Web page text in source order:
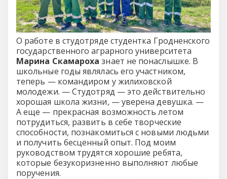
О работе в студотряде студентка Гродненского
государственного аграрного университета
Марина Скамароха знает не понаслышке. В
школьные годы являлась его участником,
теперь — командиром у жилиховской
молодежи. — Студотряд — это действительно
хорошая школа жизни, — уверена девушка. —
А еще — прекрасная возможность летом
потрудиться, развить в себе творческие
способности, познакомиться с новыми людьми
и получить бесценный опыт. Под моим
руководством трудятся хорошие ребята,
которые безукоризненно выполняют любые
поручения.